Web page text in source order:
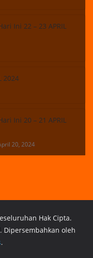
Ini 22 – 23 APRIL
2024
Ini 20 – 21 APRIL
20, 2024
Hak Cipta.
Dipersembahkan oleh
.